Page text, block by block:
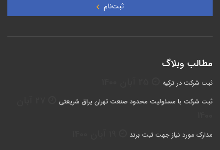
ثبت‌نام
مطالب وبلاگ
ثبت شرکت در ترکیه
ثبت شركت با مسئوليت محدود صنعت تهران يراق شريعتي
مدارک مورد نیاز جهت ثبت برند